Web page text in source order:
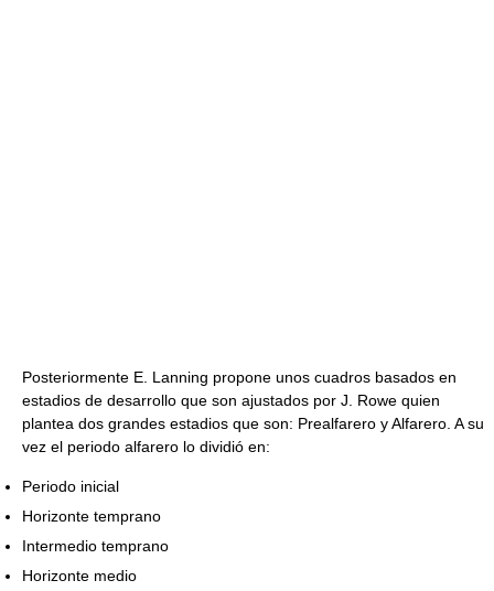
Posteriormente E. Lanning propone unos cuadros basados en
estadios de desarrollo que son ajustados por J. Rowe quien
plantea dos grandes estadios que son: Prealfarero y Alfarero. A su
vez el periodo alfarero lo dividió en:
Periodo inicial
Horizonte temprano
Intermedio temprano
Horizonte medio